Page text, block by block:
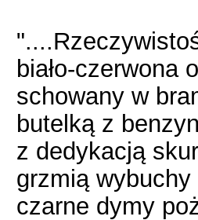
biało-czerwona
schowany w
butelką z
z dedykacją
grzmią
czarne dymy